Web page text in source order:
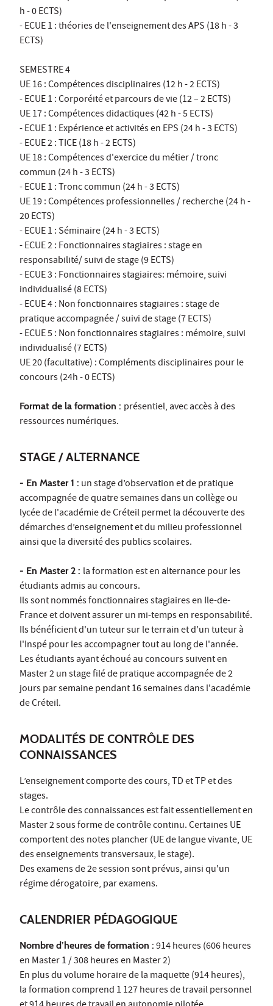
h - 0 ECTS)
- ECUE 1 : théories de l'enseignement des APS (18 h - 3
ECTS)
SEMESTRE 4
UE 16 : Compétences disciplinaires (12 h - 2 ECTS)
- ECUE 1 : Corporéité et parcours de vie (12 – 2 ECTS)
UE 17 : Compétences didactiques (42 h - 5 ECTS)
- ECUE 1 : Expérience et activités en EPS (24 h - 3 ECTS)
- ECUE 2 : TICE (18 h - 2 ECTS)
UE 18 : Compétences d'exercice du métier / tronc
commun (24 h - 3 ECTS)
- ECUE 1 : Tronc commun (24 h - 3 ECTS)
UE 19 : Compétences professionnelles / recherche (24 h -
20 ECTS)
- ECUE 1 : Séminaire (24 h - 3 ECTS)
- ECUE 2 : Fonctionnaires stagiaires : stage en
responsabilité/ suivi de stage (9 ECTS)
- ECUE 3 : Fonctionnaires stagiaires: mémoire, suivi
individualisé (8 ECTS)
- ECUE 4 : Non fonctionnaires stagiaires : stage de
pratique accompagnée / suivi de stage (7 ECTS)
- ECUE 5 : Non fonctionnaires stagiaires : mémoire, suivi
individualisé (7 ECTS)
UE 20 (facultative) : Compléments disciplinaires pour le
concours (24h - 0 ECTS)
Format de la formation : présentiel, avec accès à des
ressources numériques.
STAGE / ALTERNANCE
- En Master 1 : un stage d’observation et de pratique
accompagnée de quatre semaines dans un collège ou
lycée de l'académie de Créteil permet la découverte des
démarches d’enseignement et du milieu professionnel
ainsi que la diversité des publics scolaires.
- En Master 2 : la formation est en alternance pour les
étudiants admis au concours.
Ils sont nommés fonctionnaires stagiaires en Ile-de-
France et doivent assurer un mi-temps en responsabilité.
Ils bénéficient d'un tuteur sur le terrain et d'un tuteur à
l'Inspé pour les accompagner tout au long de l'année.
Les étudiants ayant échoué au concours suivent en
Master 2 un stage filé de pratique accompagnée de 2
jours par semaine pendant 16 semaines dans l'académie
de Créteil.
MODALITÉS DE CONTRÔLE DES
CONNAISSANCES
L’enseignement comporte des cours, TD et TP et des
stages.
Le contrôle des connaissances est fait essentiellement en
Master 2 sous forme de contrôle continu. Certaines UE
comportent des notes plancher (UE de langue vivante, UE
des enseignements transversaux, le stage).
Des examens de 2e session sont prévus, ainsi qu'un
régime dérogatoire, par examens.
CALENDRIER PÉDAGOGIQUE
Nombre d’heures de formation : 914 heures (606 heures
en Master 1 / 308 heures en Master 2)
En plus du volume horaire de la maquette (914 heures),
la formation comprend 1 127 heures de travail personnel